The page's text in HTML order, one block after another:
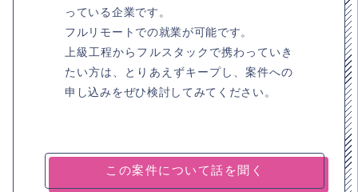
っている企業です。
フルリモートでの就業が可能です。
上級工程からフルスタックで携わっていき
たい方は、とりあえずキープし、案件への
申し込みをぜひ検討してみてください。